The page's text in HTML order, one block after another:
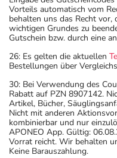
Vorteils automatisch vom
behalten uns das Recht vor,
wichtigen Grundes zu
Gutschein bzw. durch eine
26: Es gelten die aktuellen
Bestellungen über
30: Bei Verwendung des
Rabatt auf PZN 8907142.
Artikel, Bücher,
Nicht mit anderen
kombinierbar und nur
APONEO App. Gültig:
Vorrat reicht. Wir behalten
Keine Barauszahlung.